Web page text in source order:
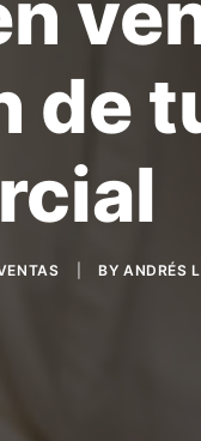
de
BY ANDRÉS